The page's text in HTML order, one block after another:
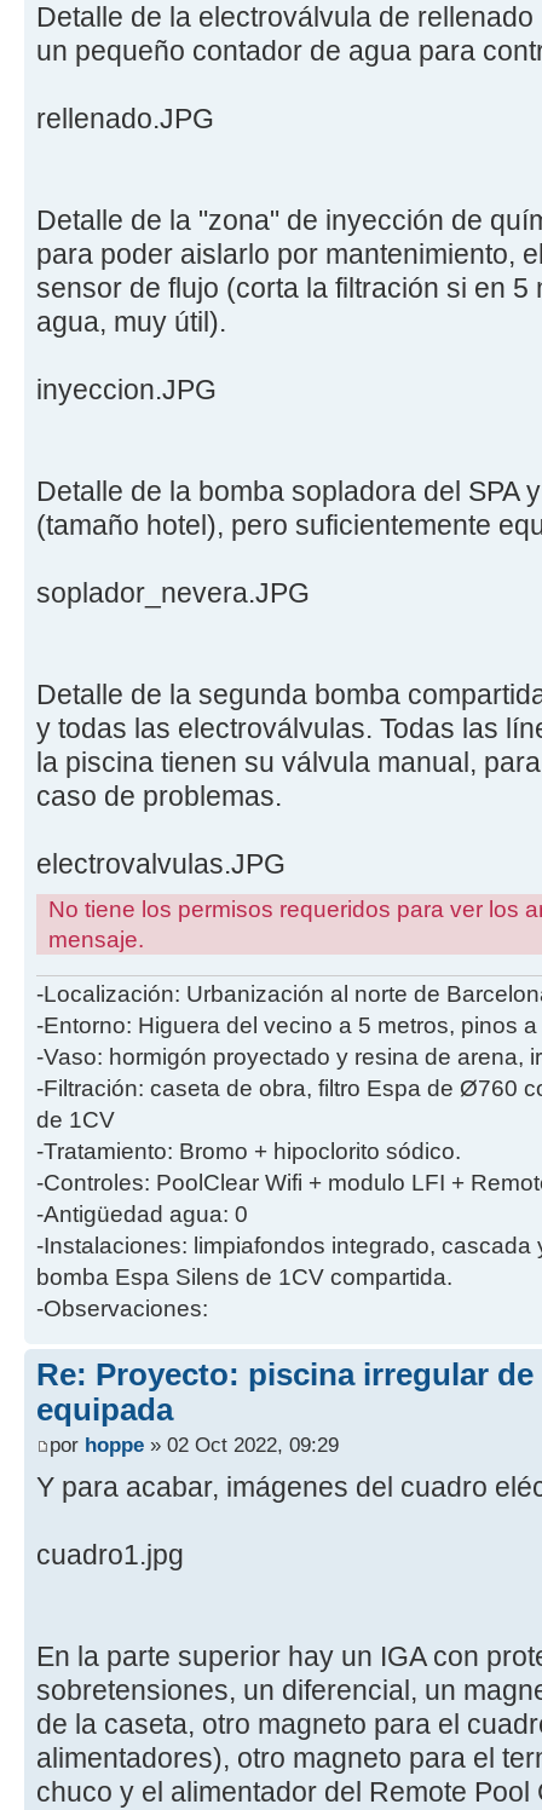
Detalle de la electroválvula de
un pequeño contador de agua para
rellenado.JPG
Detalle de la "zona" de inyección de
para poder aislarlo por mantenimiento,
sensor de flujo (corta la filtración si en 5
agua, muy útil).
inyeccion.JPG
Detalle de la bomba sopladora del SPA
(tamaño hotel), pero suficientemente
soplador_nevera.JPG
Detalle de la segunda bomba
y todas las electroválvulas. Todas las
la piscina tienen su válvula manual,
caso de problemas.
electrovalvulas.JPG
No tiene los permisos requeridos para ver los
mensaje.
-Localización: Urbanización al norte de
-Entorno: Higuera del vecino a 5 metros, pinos
-Vaso: hormigón proyectado y resina de arena,
-Filtración: caseta de obra, filtro Espa de Ø760
de 1CV
-Tratamiento: Bromo + hipoclorito sódico.
-Controles: PoolClear Wifi + modulo LFI +
-Antigüedad agua: 0
-Instalaciones: limpiafondos integrado,
bomba Espa Silens de 1CV compartida.
-Observaciones:
Re: Proyecto: piscina irregular
equipada
por hoppe » 02 Oct 2022, 09:29
Y para acabar, imágenes del cuadro
cuadro1.jpg
En la parte superior hay un IGA con
sobretensiones, un diferencial, un
de la caseta, otro magneto para el
alimentadores), otro magneto para el
chuco y el alimentador del Remote Pool